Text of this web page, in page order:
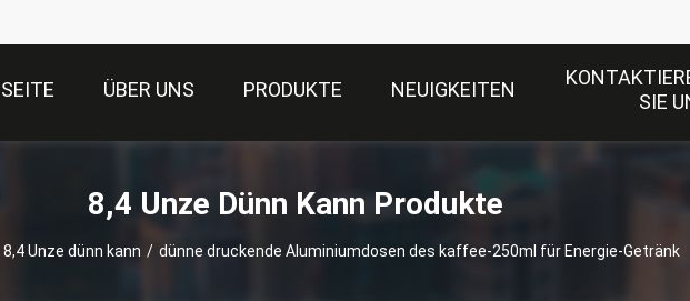
ÜBER UNS PRODUKTE NEUIGKEITEN
SIE
8,4 Unze Dünn Kann Produkte
8,4 Unze dünn kann / dünne druckende Aluminiumdosen des kaffee-250ml für Energie-Getränk